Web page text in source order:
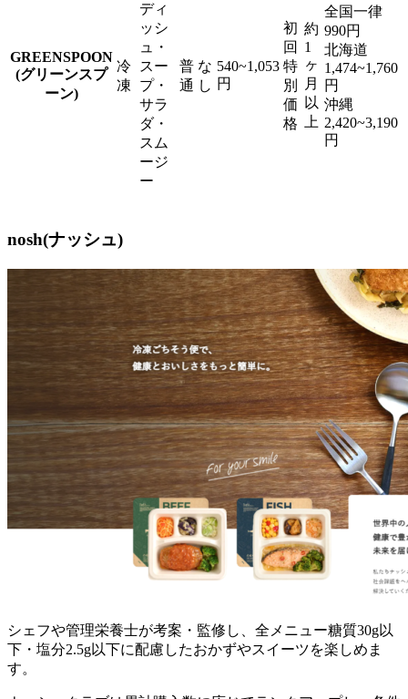
GREENSPOON
(グリーンスプ
ーン)
冷
凍
ディ
ッシ
ュ・
スー
プ・
サラ
ダ・
スム
ージ
ー
普
通
な
し
540~1,053
円
初
回
特
別
価
格
約
1
ヶ
月
以
上
全国一律
990円
北海道
1,474~1,760
円
沖縄
2,420~3,190
円
nosh(ナッシュ)
シェフや管理栄養士が考案・監修し、全メニュー糖質30g以
下・塩分2.5g以下に配慮したおかずやスイーツを楽しめま
す。